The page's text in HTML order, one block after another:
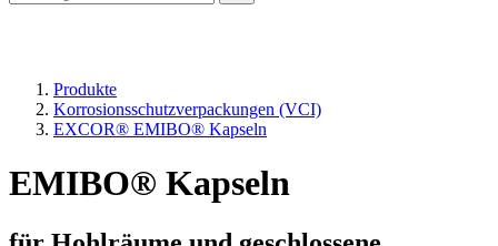
Produkte
Korrosionsschutzverpackungen (VCI)
EXCOR® EMIBO® Kapseln
EMIBO® Kapseln